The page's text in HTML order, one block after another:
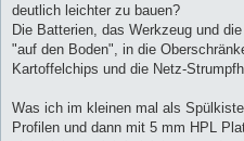
deutlich leichter zu bauen?
Die Batterien, das Werkzeug und
"auf den Boden", in die
Kartoffelchips und die Netz-
Was ich im kleinen mal als
Profilen und dann mit 5 mm HPL